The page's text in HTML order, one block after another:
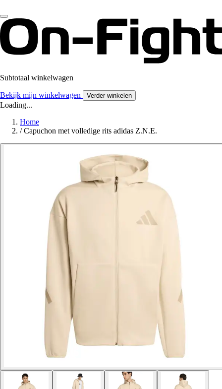
Subtotaal winkelwagen
Bekijk mijn winkelwagen Verder winkelen
Loading...
Home
/ Capuchon met volledige rits adidas Z.N.E.